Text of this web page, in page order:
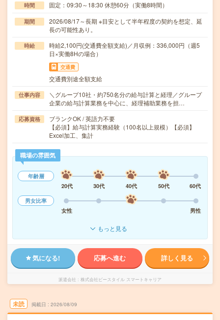
時間 固定：09:30～18:30 休憩60分（実働8時間）
期間
2026/08/17～長期 ※目安として半年程度の契約を想定、延
長の可能性あり。
時給
時給2,100円(交通費全額支給)／月収例：336,000円（週5
日×実働8Hの場合）
交通費
交通費別途全額支給
仕事内容
＼グループ10社・約750名分の給与計算と経理／グループ
企業の給与計算業務を中心に、経理補助業務を担…
応募資格
ブランクOK / 英語力不要
【必須】給与計算実務経験（100名以上規模）【必須】
Excel加工、集計
職場の雰囲気
年齢層
20代
30代 40代 50代
60代
男女比率
女性
男性
もっと見る
気になる! 応募へ進む 詳しく見る
派遣会社 株式会社ビースタイル スマートキャリア
未読 掲載日 2026/08/09